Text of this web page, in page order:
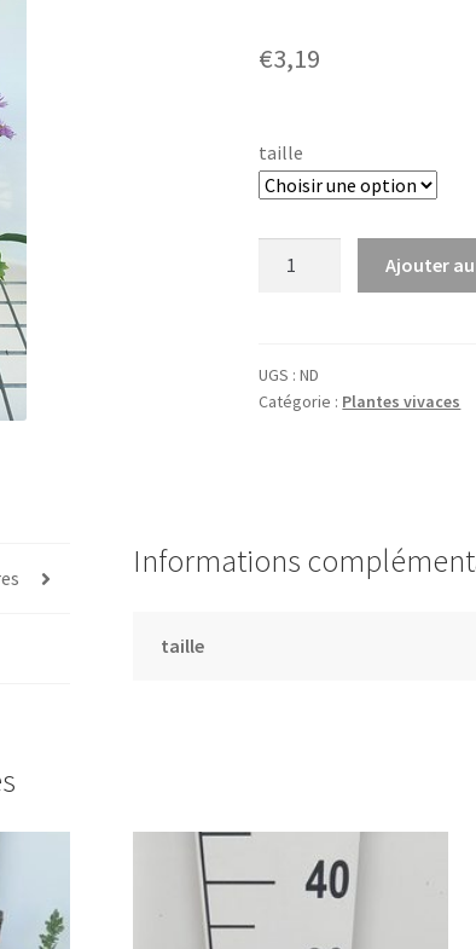
€3,19
taille
'Peter
Harrison'
Ajouter
UGS :ND
Catégorie : Plantes vivaces
Informations
taille